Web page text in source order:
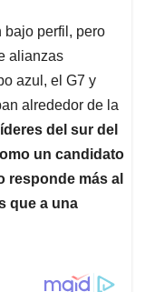
bajo perfil, pero
alianzas
azul, el G7 y
alrededor de la
del sur del
un candidato
responde más al
que a una